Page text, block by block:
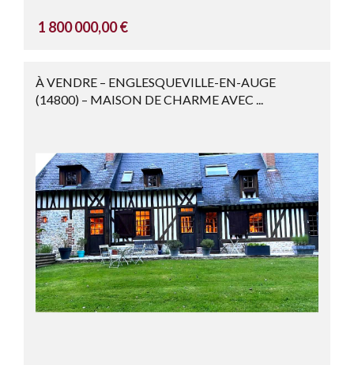
1 800 000,00 €
À VENDRE – ENGLESQUEVILLE-EN-AUGE
(14800) – MAISON DE CHARME AVEC ...